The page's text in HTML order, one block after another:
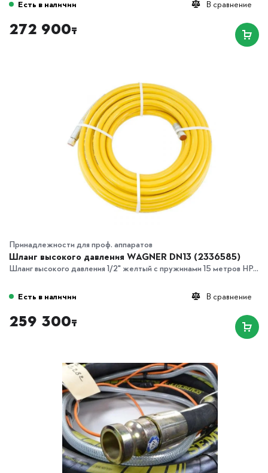
В сравнение
Есть в наличии
272 900₸
Принадлежности для проф. аппаратов
Шланг высокого давления WAGNER DN13 (2336585)
Шланг высокого давления 1/2" желтый с пружинами 15 метров HP...
В сравнение
Есть в наличии
259 300₸